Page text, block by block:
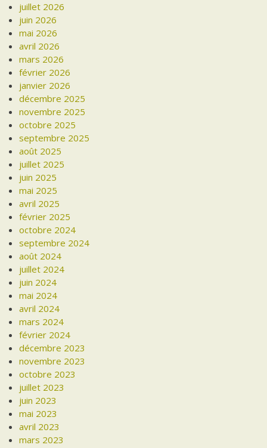
juillet 2026
juin 2026
mai 2026
avril 2026
mars 2026
février 2026
janvier 2026
décembre 2025
novembre 2025
octobre 2025
septembre 2025
août 2025
juillet 2025
juin 2025
mai 2025
avril 2025
février 2025
octobre 2024
septembre 2024
août 2024
juillet 2024
juin 2024
mai 2024
avril 2024
mars 2024
février 2024
décembre 2023
novembre 2023
octobre 2023
juillet 2023
juin 2023
mai 2023
avril 2023
mars 2023